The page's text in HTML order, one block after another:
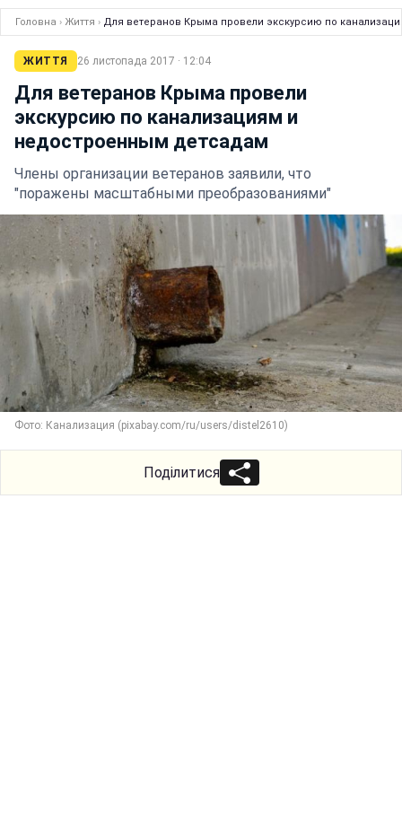
Головна › Життя › Для ветеранов Крыма провели экскурсию по
ЖИТТЯ 26 листопада 2017 · 12:04
Для ветеранов Крыма провели
экскурсию по канализациям и
недостроенным детсадам
Члены организации ветеранов заявили, что
"поражены масштабными преобразованиями"
Фото: Канализация (pixabay.com/ru/users/distel2610)
Поділитися